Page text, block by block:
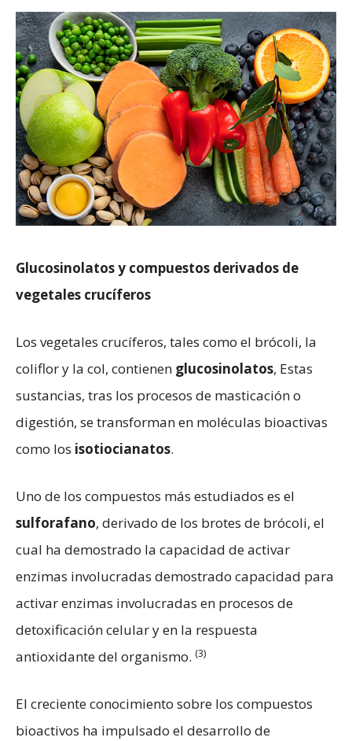
Glucosinolatos y compuestos derivados de
vegetales crucíferos
Los vegetales crucíferos, tales como el brócoli, la
coliflor y la col, contienen glucosinolatos, Estas
sustancias, tras los procesos de masticación o
digestión, se transforman en moléculas bioactivas
como los isotiocianatos.
Uno de los compuestos más estudiados es el
sulforafano, derivado de los brotes de brócoli, el
cual ha demostrado la capacidad de activar
enzimas involucradas demostrado capacidad para
activar enzimas involucradas en procesos de
detoxificación celular y en la respuesta
antioxidante del organismo. (3)
El creciente conocimiento sobre los compuestos
bioactivos ha impulsado el desarrollo de